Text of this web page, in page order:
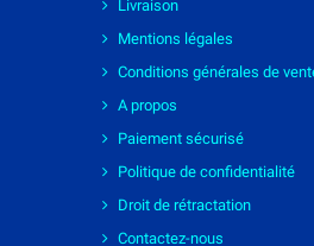
Livraison
Mentions légales
Conditions générales de
A propos
Paiement sécurisé
Politique de confidentialité
Droit de rétractation
Contactez-nous